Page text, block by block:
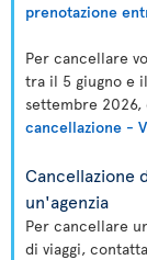
prenotazione
Per cancellare
tra il 5 giugno e
settembre
cancellazione -
Cancellazione
un'agenzia
Per cancellare
di viaggi,